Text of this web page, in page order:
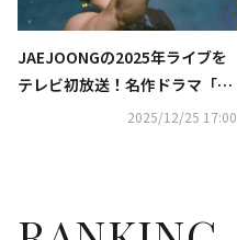
JAEJOONGの2025年ライブを
テレビ初放送！名作ドラマ「ロ
マンス」も…1月の衛星劇場に
2025/12/25 17:00